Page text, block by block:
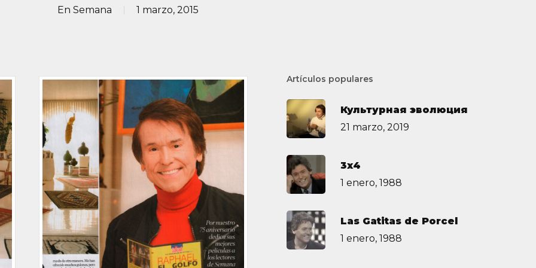
En Semana 1 marzo, 2015
Artículos populares
Культурная эволюция
21 marzo, 2019
3х4
1 enero, 1988
Las Gatitas de Porcel
1 enero, 1988